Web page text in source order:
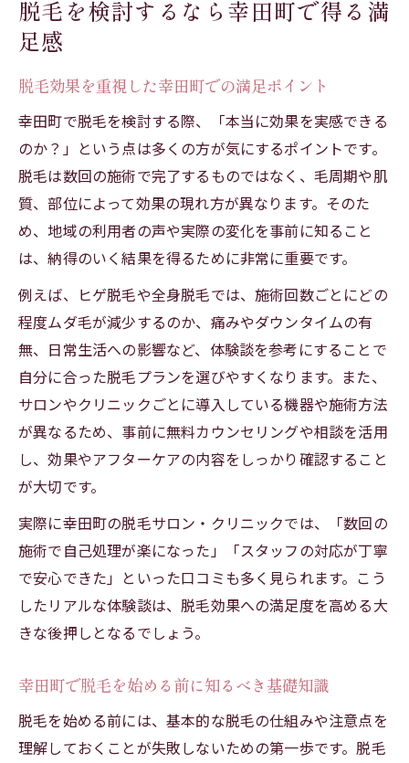
脱毛を検討するなら幸田町で得る満
足感
脱毛効果を重視した幸田町での満足ポイント
幸田町で脱毛を検討する際、「本当に効果を実感できる
のか？」という点は多くの方が気にするポイントです。
脱毛は数回の施術で完了するものではなく、毛周期や肌
質、部位によって効果の現れ方が異なります。そのた
め、地域の利用者の声や実際の変化を事前に知ること
は、納得のいく結果を得るために非常に重要です。
例えば、ヒゲ脱毛や全身脱毛では、施術回数ごとにどの
程度ムダ毛が減少するのか、痛みやダウンタイムの有
無、日常生活への影響など、体験談を参考にすることで
自分に合った脱毛プランを選びやすくなります。また、
サロンやクリニックごとに導入している機器や施術方法
が異なるため、事前に無料カウンセリングや相談を活用
し、効果やアフターケアの内容をしっかり確認すること
が大切です。
実際に幸田町の脱毛サロン・クリニックでは、「数回の
施術で自己処理が楽になった」「スタッフの対応が丁寧
で安心できた」といった口コミも多く見られます。こう
したリアルな体験談は、脱毛効果への満足度を高める大
きな後押しとなるでしょう。
幸田町で脱毛を始める前に知るべき基礎知識
脱毛を始める前には、基本的な脱毛の仕組みや注意点を
理解しておくことが失敗しないための第一歩です。脱毛